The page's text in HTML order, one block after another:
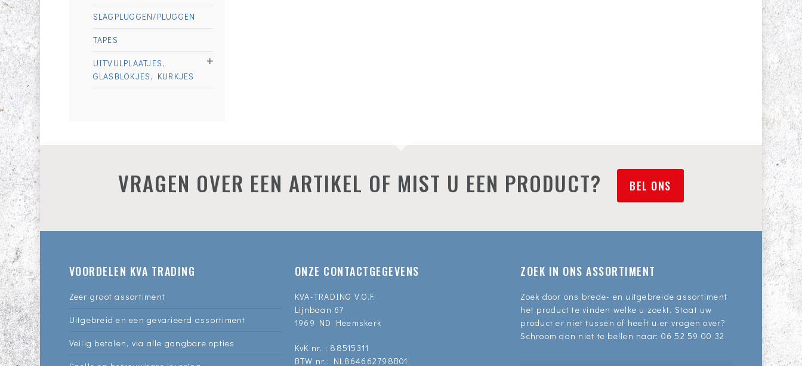
SLAGPLUGGEN/PLUGGEN
TAPES
UITVULPLAATJES,
GLASBLOKJES, KURKJES
VRAGEN OVER EEN ARTIKEL OF MIST U EEN PRODUCT? BEL ONS
VOORDELEN KVA TRADING
Zeer groot assortiment
Uitgebreid en een gevarieerd assortiment
Veilig betalen, via alle gangbare opties
ONZE CONTACTGEGEVENS
KVA-TRADING V.O.F.
Lijnbaan 67
1969 ND Heemskerk
KvK nr. : 88515311
BTW nr.: NL864662798B01
ZOEK IN ONS ASSORTIMENT
Zoek door ons brede- en uitgebreide assortiment
het product te vinden welke u zoekt. Staat uw
product er niet tussen of heeft u er vragen over?
Schroom dan niet te bellen naar: 06 52 59 00 32